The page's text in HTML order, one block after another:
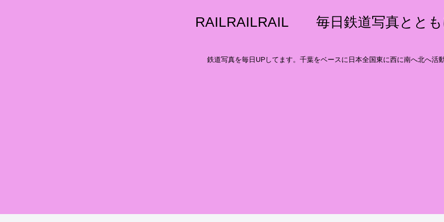
RAILRAILRAIL 毎日鉄道写真ととも
鉄道写真を毎日UPしてます。千葉をベースに日本全国東に西に南へ北へ活